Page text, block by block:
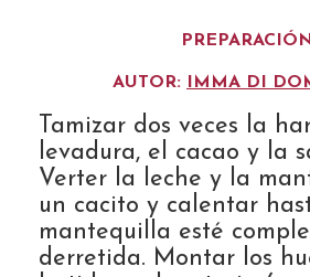
PREPARACIÓN
AUTOR: IMMA DI
Tamizar dos veces la
levadura, el cacao y la
Verter la leche y la
un cacito y calentar
mantequilla esté
derretida. Montar los